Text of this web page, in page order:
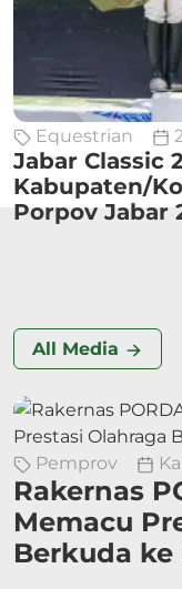
Equestrian
Jabar Classic
Kabupaten/
Porpov Jabar
All Media
Pemprov
Rakernas
Memacu
Berkuda ke